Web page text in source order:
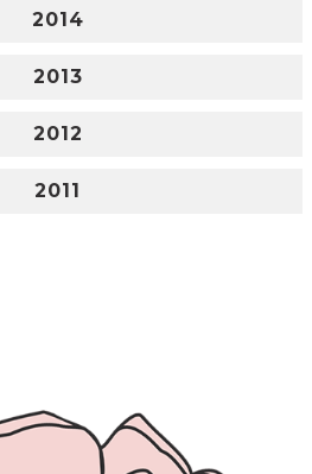
2014
2013
2012
2011